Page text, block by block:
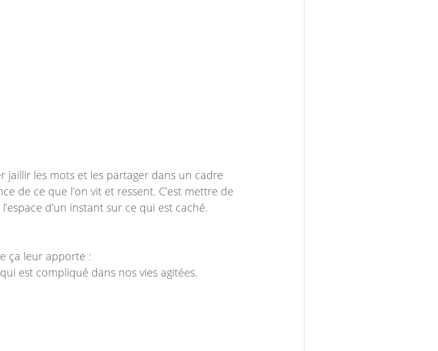
jaillir les mots et les partager dans un cadre
de ce que l’on vit et ressent. C’est mettre de
d’un instant sur ce qui est caché.
ça leur apporte :
est compliqué dans nos vies agitées.